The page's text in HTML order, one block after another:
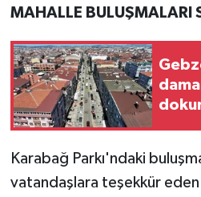
MAHALLE BULUŞMALARI
Karabağ Parkı'ndaki
vatandaşlara teşekkür